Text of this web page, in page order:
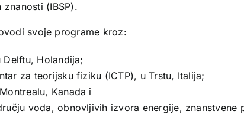
(IBSP).
svoje programe kroz:
Delftu, Holandija;
za teorijsku fiziku (ICTP), u Trstu, Italija;
Kanada i
voda, obnovljivih izvora energije, znanstvene